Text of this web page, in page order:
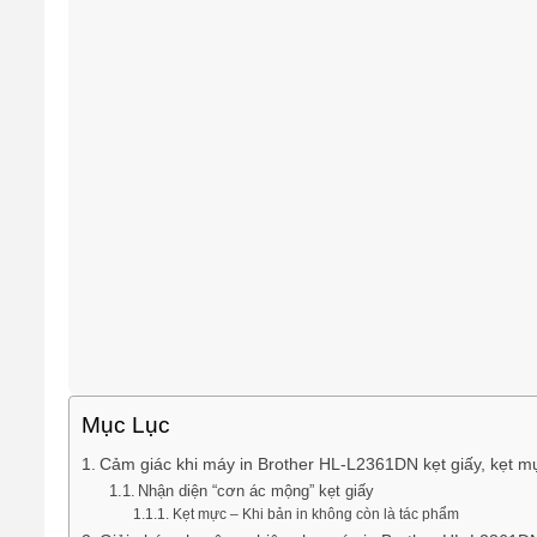
Mục Lục
Cảm giác khi máy in Brother HL-L2361DN kẹt giấy, kẹt
Nhận diện “cơn ác mộng” kẹt giấy
Kẹt mực – Khi bản in không còn là tác phẩm